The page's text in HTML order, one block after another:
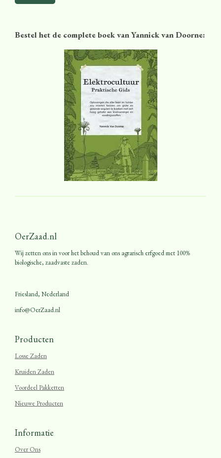
Bestel het de complete boek van Yannick van Doorne:
OerZaad.nl
Wij zetten ons in voor het behoud van ons agrarisch erfgoed met 100%
biologische, zaadvaste zaden.
Friesland, Nederland
info@OerZaad.nl
Producten
Losse Zaden
Kruiden Zaden
Voordeel Pakketten
Nieuwe Producten
Informatie
Over Ons